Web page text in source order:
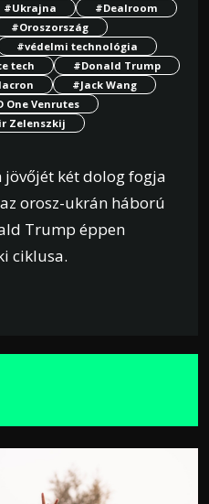
#Ukrajna
#Dealroom
#Oroszország
#védelmi technológia
tech
#Donald Trump
#Jack Wang
One Venrutes
Zelenszkij
jövőjét két dolog fogja
orosz-ukrán háború
Trump éppen
ciklusa.